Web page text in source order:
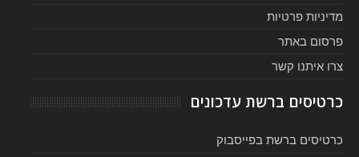
מדיניות פרטיות
פרסום באתר
צרו איתנו קשר
כרטיסים ברשת עדכונים
כרטיסים ברשת בפייסבוק